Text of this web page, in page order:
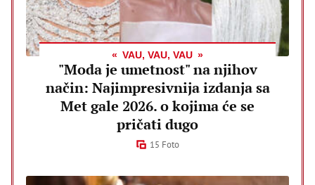
VAU, VAU, VAU
"Moda je umetnost" na njihov
način: Najimpresivnija izdanja sa
Met gale 2026. o kojima će se
pričati dugo
15 Foto